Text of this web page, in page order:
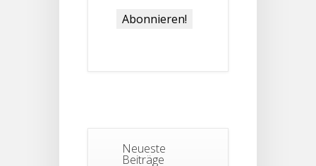
Neueste
Beiträge